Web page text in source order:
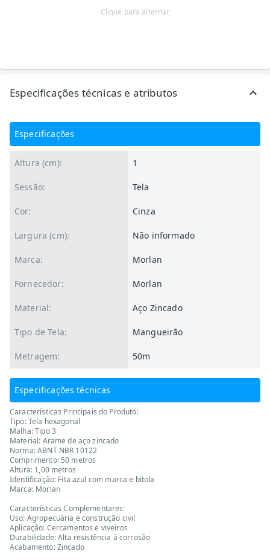
Clique para alternar
Especificações técnicas e atributos
Especificações
Altura (cm): 1
Sessão: Tela
Cor: Cinza
Largura (cm): Não informado
Marca: Morlan
Fornecedor: Morlan
Material: Aço Zincado
Tipo de Tela: Mangueirão
Metragem: 50m
Especificações técnicas
Características Principais do Produto:
Tipo: Tela hexagonal
Malha: Tipo 3
Material: Arame de aço zincado
Norma: ABNT NBR 10122
Comprimento: 50 metros
Altura: 1,00 metros
Identificação: Fita azul com marca e bitola
Marca: Morlan
Características Complementares:
Uso: Agropecuária e construção civil
Aplicação: Cercamentos e viveiros
Durabilidade: Alta resistência à corrosão
Acabamento: Zincado